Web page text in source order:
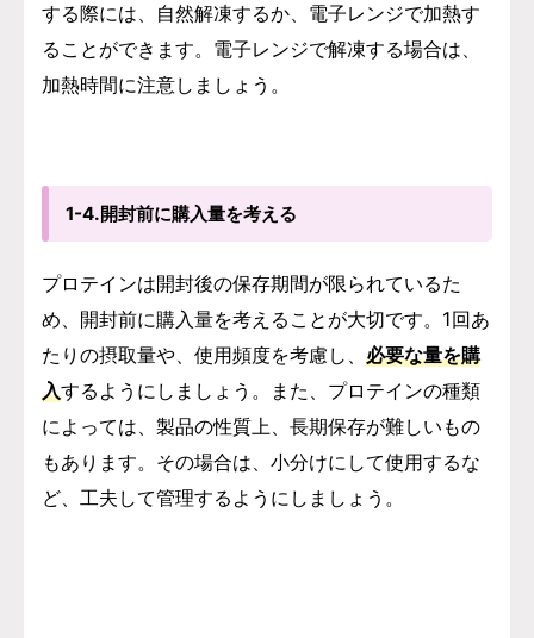
する際には、自然解凍するか、電子レンジで加熱す
ることができます。電子レンジで解凍する場合は、
加熱時間に注意しましょう。
1-4.開封前に購入量を考える
プロテインは開封後の保存期間が限られているた
め、開封前に購入量を考えることが大切です。1回あ
たりの摂取量や、使用頻度を考慮し、 必要な量を購
入するようにしましょう。また、プロテインの種類
によっては、製品の性質上、長期保存が難しいもの
もあります。その場合は、小分けにして使用するな
ど、工夫して管理するようにしましょう。